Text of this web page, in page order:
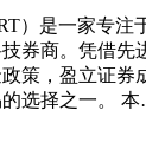
）是一家专注
券商。凭借先
策，盈立证券
的选择之一。